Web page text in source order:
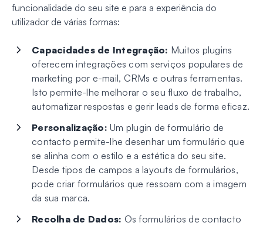
funcionalidade do seu site e para a experiência do
utilizador de várias formas:
Capacidades de Integração: Muitos plugins
oferecem integrações com serviços populares de
marketing por e-mail, CRMs e outras ferramentas.
Isto permite-lhe melhorar o seu fluxo de trabalho,
automatizar respostas e gerir leads de forma eficaz.
Personalização: Um plugin de formulário de
contacto permite-lhe desenhar um formulário que
se alinha com o estilo e a estética do seu site.
Desde tipos de campos a layouts de formulários,
pode criar formulários que ressoam com a imagem
da sua marca.
Recolha de Dados: Os formulários de contacto